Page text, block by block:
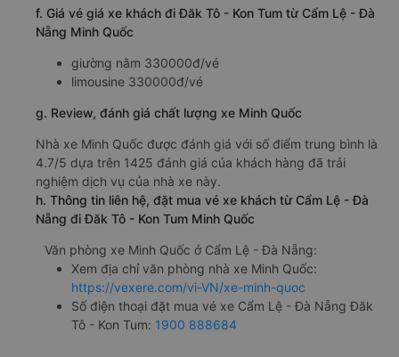
f. Giá vé giá xe khách đi Đăk Tô - Kon Tum từ Cẩm Lệ - Đà
Nẵng Minh Quốc
giường nằm 330000đ/vé
limousine 330000đ/vé
g. Review, đánh giá chất lượng xe Minh Quốc
Nhà xe Minh Quốc được đánh giá với số điểm trung bình là
4.7/5 dựa trên 1425 đánh giá của khách hàng đã trải
nghiệm dịch vụ của nhà xe này.
h. Thông tin liên hệ, đặt mua vé xe khách từ Cẩm Lệ - Đà
Nẵng đi Đăk Tô - Kon Tum Minh Quốc
Văn phòng xe Minh Quốc ở Cẩm Lệ - Đà Nẵng:
Xem địa chỉ văn phòng nhà xe Minh Quốc:
https://vexere.com/vi-VN/xe-minh-quoc
Số điện thoại đặt mua vé xe Cẩm Lệ - Đà Nẵng Đăk
Tô - Kon Tum: 1900 888684